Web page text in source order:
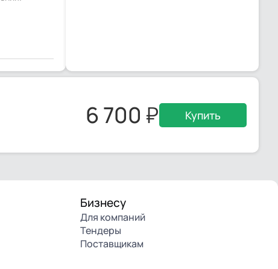
6 700 Купить
Бизнесу
Для компаний
Тендеры
Поставщикам